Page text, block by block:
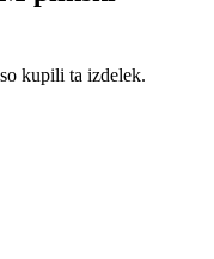
kupili ta izdelek.